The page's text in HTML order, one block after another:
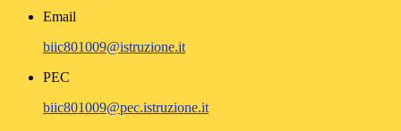
Email
biic801009@istruzione.it
PEC
biic801009@pec.istruzione.it